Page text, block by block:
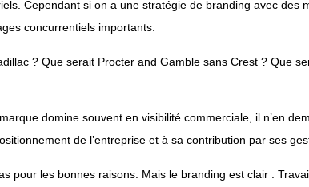
Cependant si on a une stratégie de branding avec des
concurrentiels importants.
? Que serait Procter and Gamble sans Crest ? Que
domine souvent en visibilité commerciale, il n’en
de l’entreprise et à sa contribution par ses
pour les bonnes raisons. Mais le branding est clair :